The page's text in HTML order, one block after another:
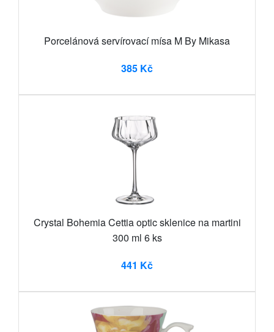
Porcelánová servírovací mísa M By Mikasa
385 Kč
Crystal Bohemia Cettia optic sklenice na martini
300 ml 6 ks
441 Kč